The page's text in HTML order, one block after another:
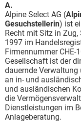
A.
Alpine Select AG (
Gesuchstellerin) ist
Recht mit Sitz in Zug,
1997 im
Firmennummer CHE-
Gesellschaft ist der
dauernde Verwaltung
an in- und
und ausländischen
die
Dienstleistungen im
Anlageberatung.